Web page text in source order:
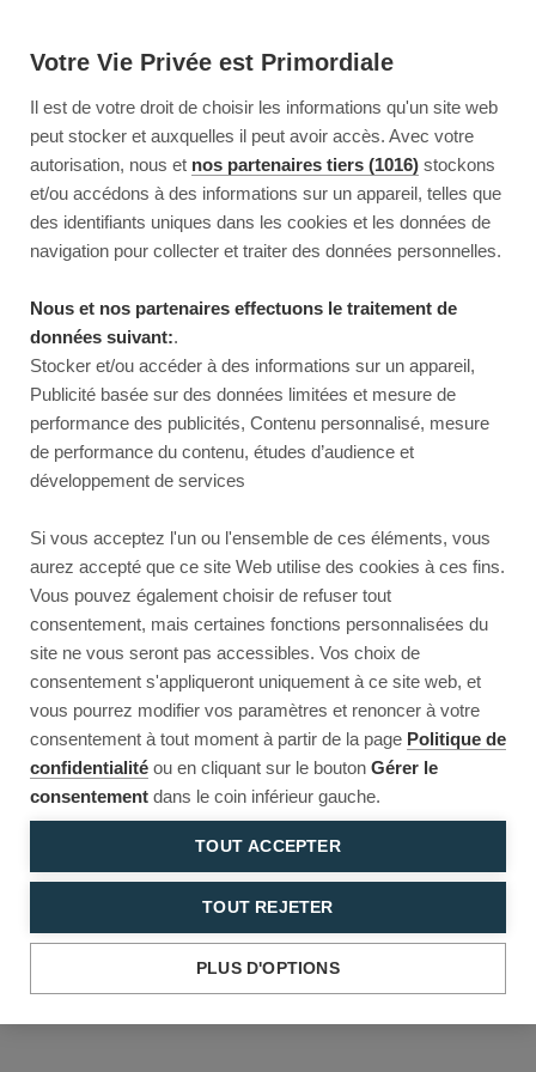
Votre Vie Privée est Primordiale
Il est de votre droit de choisir les informations qu'un site web
peut stocker et auxquelles il peut avoir accès. Avec votre
autorisation, nous et nos partenaires tiers (1016) stockons
et/ou accédons à des informations sur un appareil, telles que
des identifiants uniques dans les cookies et les données de
navigation pour collecter et traiter des données personnelles.
Nous et nos partenaires effectuons le traitement de
données suivant:.
Stocker et/ou accéder à des informations sur un appareil,
Publicité basée sur des données limitées et mesure de
performance des publicités, Contenu personnalisé, mesure
de performance du contenu, études d’audience et
développement de services
Si vous acceptez l'un ou l'ensemble de ces éléments, vous
aurez accepté que ce site Web utilise des cookies à ces fins.
Vous pouvez également choisir de refuser tout
consentement, mais certaines fonctions personnalisées du
site ne vous seront pas accessibles. Vos choix de
consentement s'appliqueront uniquement à ce site web, et
vous pourrez modifier vos paramètres et renoncer à votre
consentement à tout moment à partir de la page Politique de
confidentialité ou en cliquant sur le bouton Gérer le
consentement dans le coin inférieur gauche.
TOUT ACCEPTER
TOUT REJETER
PLUS D'OPTIONS
Reload to try again, or go back.
Reload Back